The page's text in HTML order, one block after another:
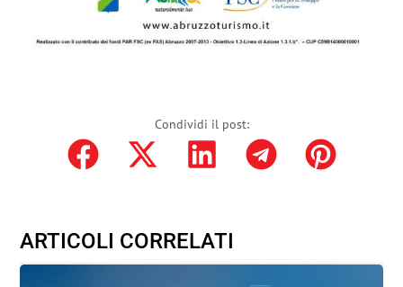
Condividi il post:
ARTICOLI CORRELATI